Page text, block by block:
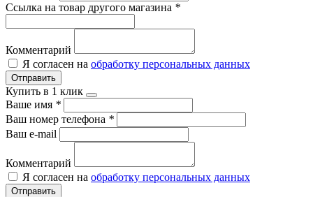
Ссылка на товар другого магазина *
Комментарий
Я согласен на обработку персональных данных
Отправить
Купить в 1 клик
Ваше имя *
Ваш номер телефона *
Ваш e-mail
Комментарий
Я согласен на обработку персональных данных
Отправить